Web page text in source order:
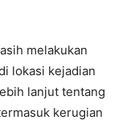
melakukan
lokasi kejadian
lanjut tentang
kerugian